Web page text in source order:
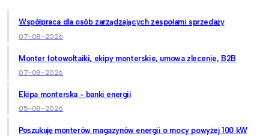
Współpraca dla osób zarządzających zespołami sprzedaży
07-08-2026
Monter fotowoltaiki, ekipy monterskie, umowa zlecenie, B2B
07-08-2026
Ekipa monterska - banki energii
05-08-2026
Poszukuję monterów magazynów energii o mocy powyżej 100 kW